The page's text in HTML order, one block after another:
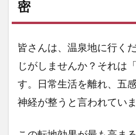
密
皆さんは、温泉地に行く
じがしませんか？それは
す。日常生活を離れ、五
神経が整うと言われていま